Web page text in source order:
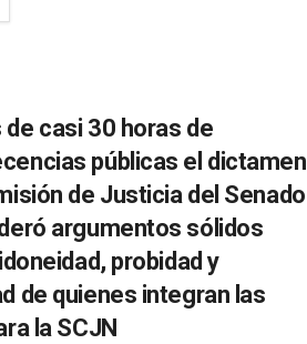
de casi 30 horas de
públicas el dictamen
de Justicia del Senado
argumentos sólidos
probidad y
de quienes integran las
la SCJN